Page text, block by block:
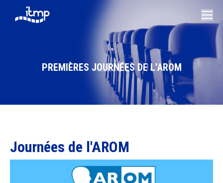
PREMIÈRES JOURNÉES DE L’AROM
Vous êtes ici :
Journées de l'AROM